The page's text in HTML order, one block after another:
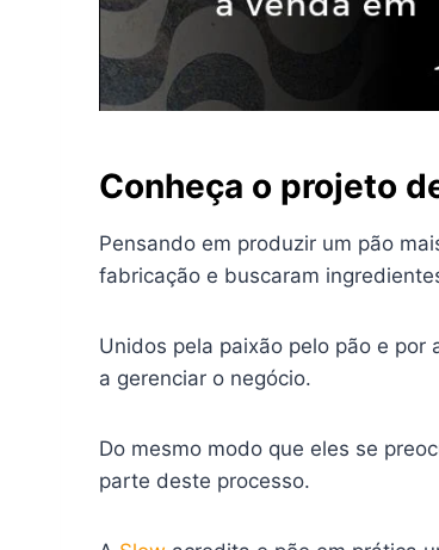
Conheça o projeto
Pensando em produzir um pão
fabricação e buscaram
Unidos pela paixão pelo pão e por
a gerenciar o negócio.
Do mesmo modo que eles se
parte deste processo.